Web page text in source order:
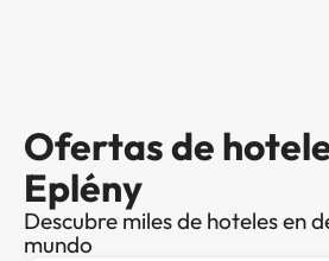
Ofertas de
Eplény
Descubre miles de hoteles en
mundo